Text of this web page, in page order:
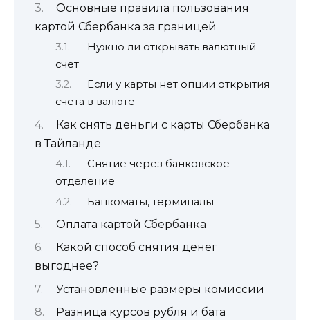
Основные правила пользования
картой Сбербанка за границей
Нужно ли открывать валютный
счет
Если у карты нет опции открытия
счета в валюте
Как снять деньги с карты Сбербанка
в Тайланде
Снятие через банковское
отделение
Банкоматы, терминалы
Оплата картой Сбербанка
Какой способ снятия денег
выгоднее?
Установленные размеры комиссии
Разница курсов рубля и бата